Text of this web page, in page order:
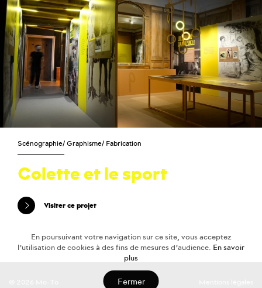
Scénographie/ Graphisme/ Fabrication
Colette et le sport
Visiter ce projet
Fermer
En poursuivant votre navigation sur ce site, vous acceptez
l’utilisation de cookies à des fins de mesures d’audience. En savoir
plus